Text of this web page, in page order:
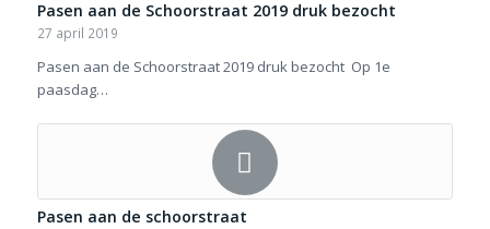
Pasen aan de Schoorstraat 2019 druk bezocht
27 april 2019
Pasen aan de Schoorstraat 2019 druk bezocht Op 1e
paasdag…
Pasen aan de schoorstraat